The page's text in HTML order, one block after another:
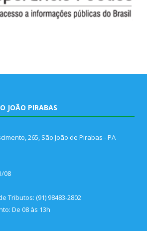
JOÃO PIRABAS
265, São João de Pirabas - PA
08
Tributos: (91) 98483-2802
De 08 às 13h